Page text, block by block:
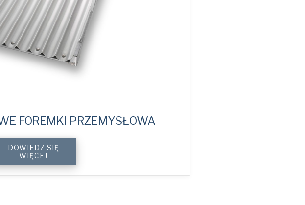
FOREMKI PRZEMYSŁOWA
DOWIEDZ SIĘ
WIĘCEJ